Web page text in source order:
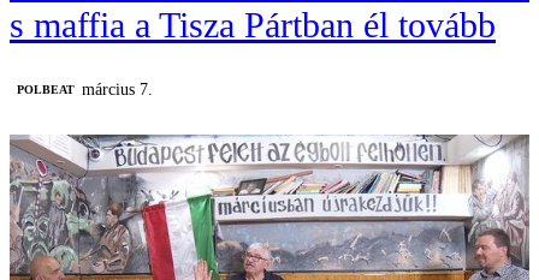
s maffia a Tisza Pártban él tovább
‎POLBEAT március 7.